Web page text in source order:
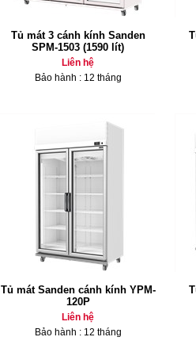
Tủ mát 3 cánh kính Sanden
SPM-1503 (1590 lít)
Liên hệ
Bảo hành : 12 tháng
Tủ mát Sanden cánh kính YPM-
120P
Liên hệ
Bảo hành : 12 tháng